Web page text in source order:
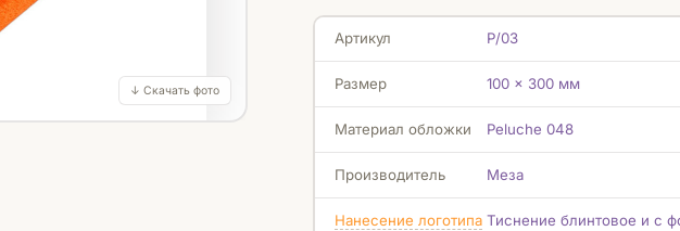
↓ Скачать фото
Артикул P/03
Размер 100 x 300 мм
Материал обложки Peluche 048
Производитель Меза
Нанесение логотипа Тиснение блинтовое и с